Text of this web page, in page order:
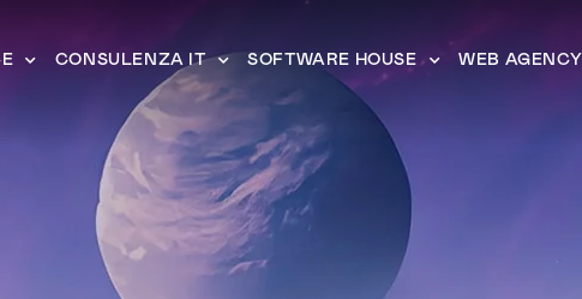
CONSULENZA IT SOFTWARE HOUSE WEB AGENCY